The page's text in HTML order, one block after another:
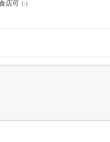
店可 (-)